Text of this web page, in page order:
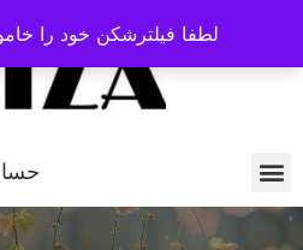
لطفا فیلترشکن خود را